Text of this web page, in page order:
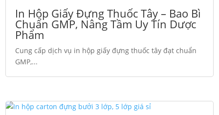
In Hộp Giấy Đựng Thuốc Tây – Bao Bì
Chuẩn GMP, Nâng Tầm Uy Tín Dược
Phẩm
Cung cấp dịch vụ in hộp giấy đựng thuốc tây đạt chuẩn
GMP,...